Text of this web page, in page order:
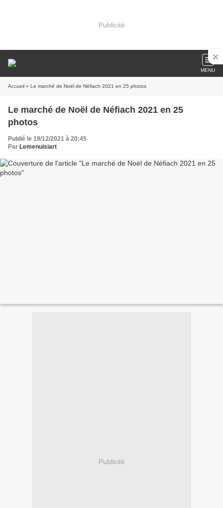
Publicité
MENU
Accueil » Le marché de Noël de Néfiach 2021 en 25 photos
Le marché de Noël de Néfiach 2021 en 25
photos
Publié le 19/12/2021 à 20:45
Par Lemenuisiart
Publicité